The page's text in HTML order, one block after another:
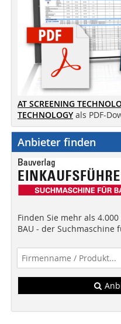
AT SCREENING
TECHNOLOGY als PDF-
Anbieter finden
Finden Sie mehr als 4.000
BAU - der Suchmaschine